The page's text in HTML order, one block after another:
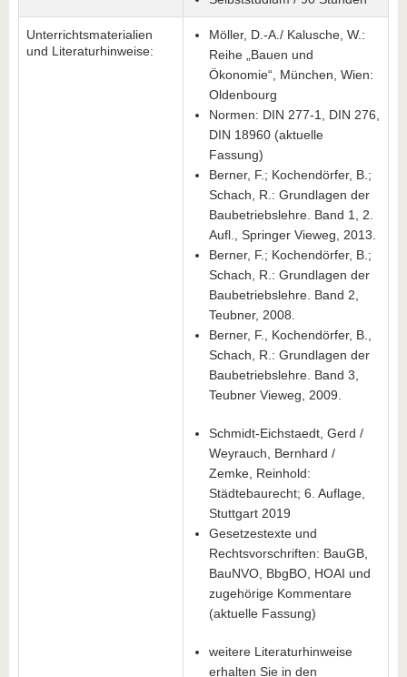
Unterrichtsmaterialien
und Literaturhinweise:
Möller, D.-A./ Kalusche, W.:
Reihe „Bauen und
Ökonomie“, München, Wien:
Oldenbourg
Normen: DIN 277-1, DIN 276,
DIN 18960 (aktuelle
Fassung)
Berner, F.; Kochendörfer, B.;
Schach, R.: Grundlagen der
Baubetriebslehre. Band 1, 2.
Aufl., Springer Vieweg, 2013.
Berner, F.; Kochendörfer, B.;
Schach, R.: Grundlagen der
Baubetriebslehre. Band 2,
Teubner, 2008.
Berner, F., Kochendörfer, B.,
Schach, R.: Grundlagen der
Baubetriebslehre. Band 3,
Teubner Vieweg, 2009.
Schmidt-Eichstaedt, Gerd /
Weyrauch, Bernhard /
Zemke, Reinhold:
Städtebaurecht; 6. Auflage,
Stuttgart 2019
Gesetzestexte und
Rechtsvorschriften: BauGB,
BauNVO, BbgBO, HOAI und
zugehörige Kommentare
(aktuelle Fassung)
weitere Literaturhinweise
erhalten Sie in den